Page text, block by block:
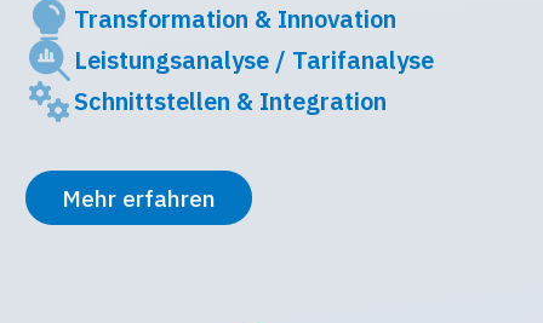
Transformation & Innovation
Leistungsanalyse / Tarifanalyse
Schnittstellen & Integration
Mehr erfahren